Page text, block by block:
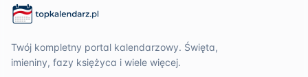
Twój kompletny portal kalendarzowy. Święta,
imieniny, fazy księżyca i wiele więcej.